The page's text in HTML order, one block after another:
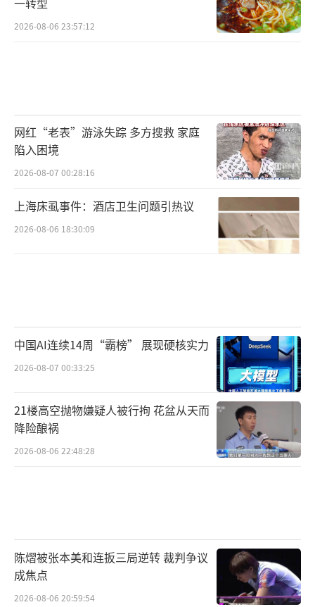
2026-08-06 23:57:12
网红“老表”游泳失踪 多方搜救 家庭
陷入困境
2026-08-07 00:28:16
上海床虱事件：酒店卫生问题引热议
2026-08-06 18:30:09
中国AI连续14周“霸榜” 展现硬核实力
2026-08-07 00:33:25
21楼高空抛物嫌疑人被行拘 花盆从天而
降险酿祸
2026-08-06 22:48:28
陈熠被张本美和连扳三局逆转 裁判争议
成焦点
2026-08-06 20:59:54